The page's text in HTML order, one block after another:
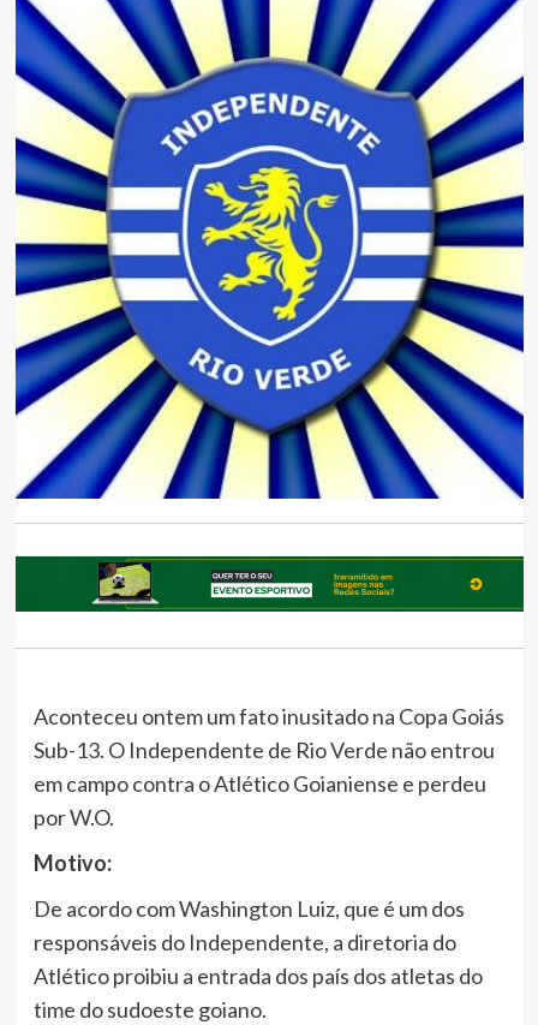
Aconteceu ontem um fato inusitado na Copa Goiás
Sub-13. O Independente de Rio Verde não entrou
em campo contra o Atlético Goianiense e perdeu
por W.O.
Motivo:
De acordo com Washington Luiz, que é um dos
responsáveis do Independente, a diretoria do
Atlético proibiu a entrada dos país dos atletas do
time do sudoeste goiano.